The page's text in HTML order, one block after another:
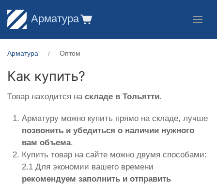
Арматура
Арматура Оптом
Как купить?
Товар находится на складе в Тольятти.
Арматуру можно купить прямо на складе, лучше
позвонить и убедиться о наличии нужного
вам объема.
Купить товар на сайте можно двумя способами:
2.1 Для экономии вашего времени
рекомендуем заполнить и отправить